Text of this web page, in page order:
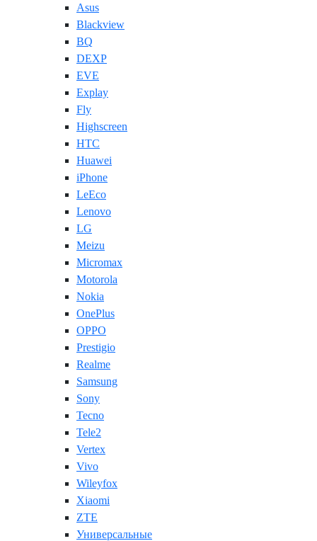
Asus
Blackview
BQ
DEXP
EVE
Explay
Fly
Highscreen
HTC
Huawei
iPhone
LeEco
Lenovo
LG
Meizu
Micromax
Motorola
Nokia
OnePlus
OPPO
Prestigio
Realme
Samsung
Sony
Tecno
Tele2
Vertex
Vivo
Wileyfox
Xiaomi
ZTE
Универсальные